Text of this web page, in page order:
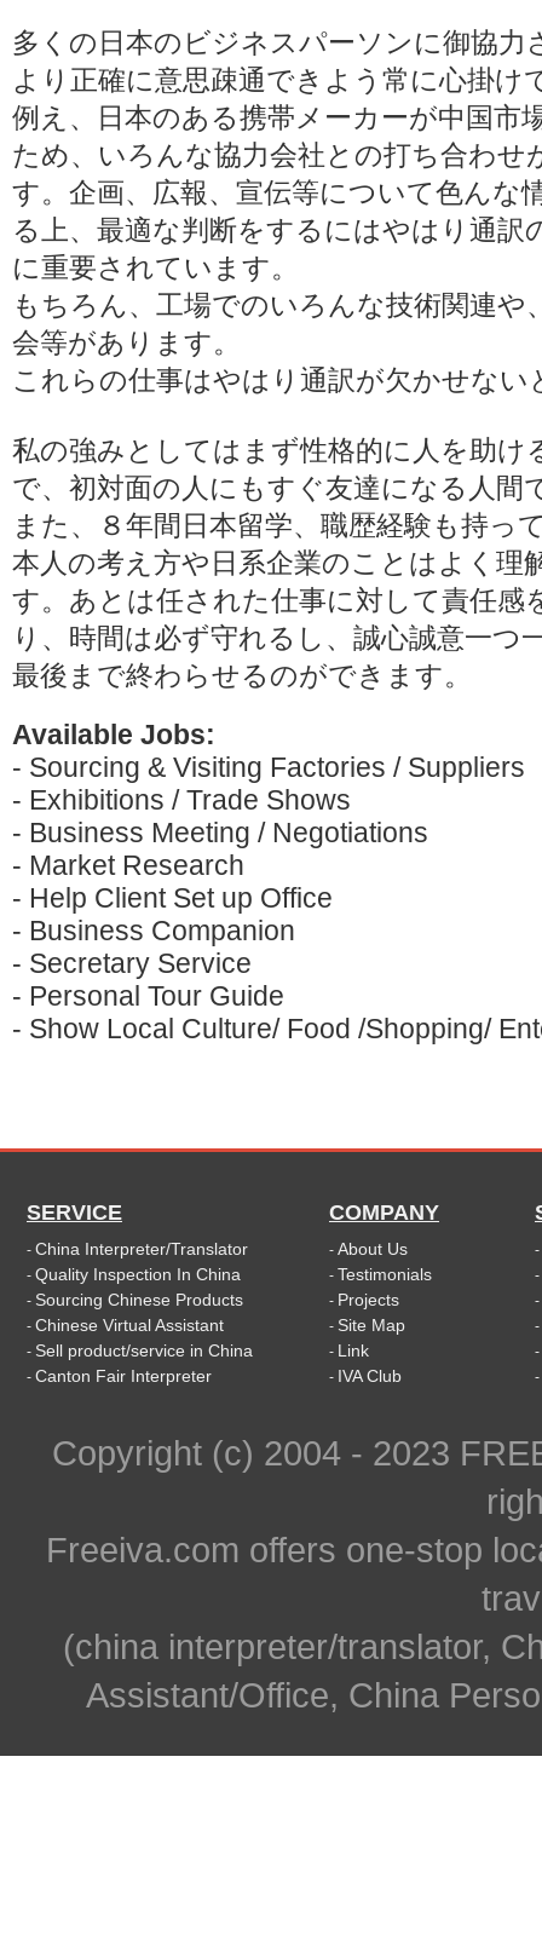
多くの日本のビジネスパーソンに御協力
より正確に意思疎通できよう常に心掛け
例え、日本のある携帯メーカーが中国市
ため、いろんな協力会社との打ち合わせ
す。企画、広報、宣伝等について色んな
る上、最適な判断をするにはやはり通訳
に重要されています。
もちろん、工場でのいろんな技術関連や
会等があります。
これらの仕事はやはり通訳が欠かせない
私の強みとしてはまず性格的に人を助け
で、初対面の人にもすぐ友達になる人間
また、８年間日本留学、職歴経験も持っ
本人の考え方や日系企業のことはよく理
す。あとは任された仕事に対して責任感
り、時間は必ず守れるし、誠心誠意一つ
最後まで終わらせるのができます。
Available Jobs:
- Sourcing & Visiting Factories / Suppliers
- Exhibitions / Trade Shows
- Business Meeting / Negotiations
- Market Research
- Help Client Set up Office
- Business Companion
- Secretary Service
- Personal Tour Guide
- Show Local Culture/ Food /Shopping/
SERVICE
- China Interpreter/Translator
- Quality Inspection In China
- Sourcing Chinese Products
- Chinese Virtual Assistant
- Sell product/service in China
- Canton Fair Interpreter
COMPANY
- About Us
- Testimonials
- Projects
- Site Map
- Link
- IVA Club
-
-
-
-
-
-
Copyright (c) 2004 - 2023
Freeiva.com offers one-stop
(china interpreter/translator,
Assistant/Office, China